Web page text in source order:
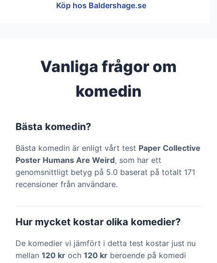
Köp hos Baldershage.se
Vanliga frågor om
komedin
Bästa komedin?
Bästa komedin är enligt vårt test Paper Collective
Poster Humans Are Weird, som har ett
genomsnittligt betyg på 5.0 baserat på totalt 171
recensioner från användare.
Hur mycket kostar olika komedier?
De komedier vi jämfört i detta test kostar just nu
mellan 120 kr och 120 kr beroende på komedi